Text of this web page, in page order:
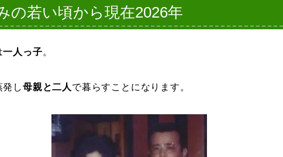
の若い頃から現在2026年
一人っ子。
し母親と二人 で暮らすことになります。